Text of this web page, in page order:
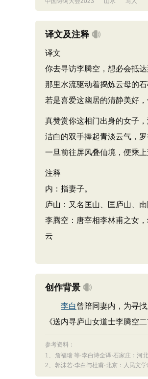
译文及注释
译文
你去寻访李腾空，想必会抵达
那里水流驱动着捣炼云母的
若是喜爱这幽居的清静美好
真赞赏你这相门出身的女子
洁白的双手捧起青淡云气，
一旦前往屏风叠仙境，便乘
注释
内：指妻子。
庐山：又名匡山、匡庐山、
李腾空：唐宰相李林甫之女
云
创作背景
李白曾陪同妻内，为寻
《送内寻庐山女道士李腾空二
参考资料：
1、 詹福瑞 等·李白诗全译·石家庄：河
2、 郭沫若·李白与杜甫·北京：人民文